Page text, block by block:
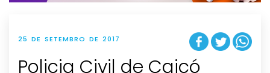
25 DE SETEMBRO DE 2017
Policia Civil de Caicó